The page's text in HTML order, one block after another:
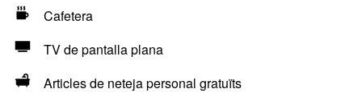
Cafetera
TV de pantalla plana
Articles de neteja personal gratuïts